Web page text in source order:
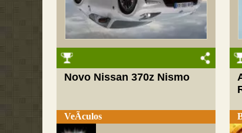
Novo Nissan 370z Nismo
VeÃ­culos